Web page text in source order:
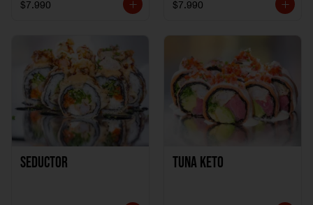
$7.990 $7.990
Seductor TUNA KETO